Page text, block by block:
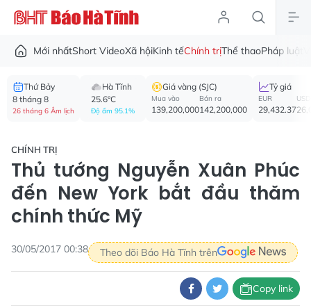
Mới nhấtShort VideoXã hộiKinh tếChính trịThể thaoPháp luật
Thứ Bảy
8 tháng 8
26 tháng 6 Âm lịch
Hà Tĩnh
25.6°C
Độ ẩm 95.1%
Giá vàng (SJC)
Mua vào
139,200,000
Bán ra
142,200,000
Tỷ giá
EUR
29,432.37
USD
CHÍNH TRỊ
Thủ tướng Nguyễn Xuân Phúc
đến New York bắt đầu thăm
chính thức Mỹ
30/05/2017 00:38 Theo dõi Báo Hà Tĩnh trên
Copy link